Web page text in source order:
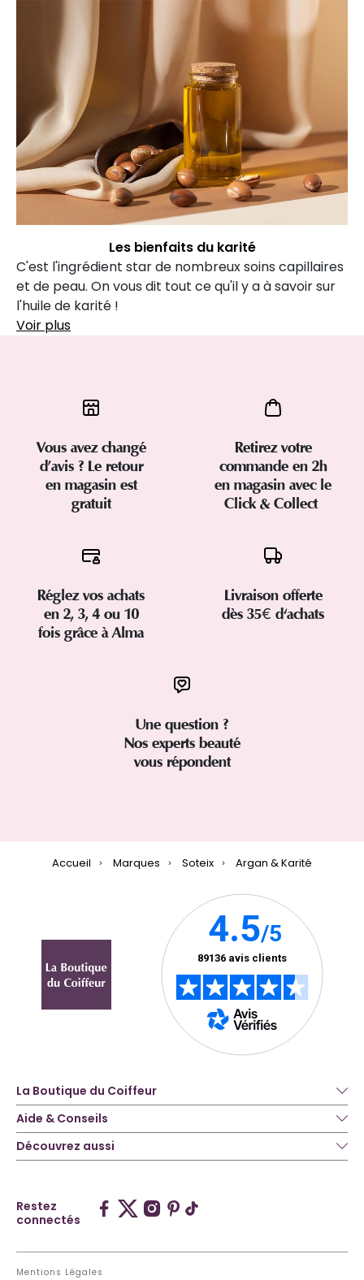
Les bienfaits du karité
C'est l'ingrédient star de nombreux soins capillaires
et de peau. On vous dit tout ce qu'il y a à savoir sur
l'huile de karité !
Voir plus
Vous avez changé
d’avis ? Le retour
en magasin est
gratuit
Retirez votre
commande en 2h
en magasin avec le
Click & Collect
Réglez vos achats
en 2, 3, 4 ou 10
fois grâce à Alma
Livraison offerte
dès 35€ d'achats
Une question ?
Nos experts beauté
vous répondent
Accueil Marques Soteix Argan & Karité
La Boutique du Coiffeur
Aide & Conseils
Découvrez aussi
Restez
connectés
Mentions Légales